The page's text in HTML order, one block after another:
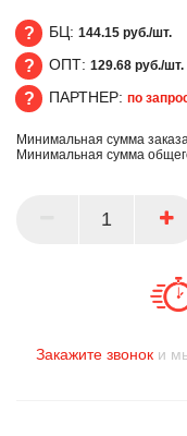
БЦ
БЦ: 144.15 руб./шт.
ОПТ
ОПТ: 129.68 руб./шт.
ПАРТНЕР
ПАРТНЕР: по
Минимальная сумма
Минимальная сумма
Закажите звоноки